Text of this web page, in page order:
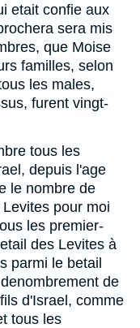
etait confie aux
sera mis
que Moise
familles, selon
les males,
furent vingt-
tous les
depuis l'age
le nombre de
pour moi
les premier-
des Levites à
parmi le betail
de
d'Israel, comme
tous les